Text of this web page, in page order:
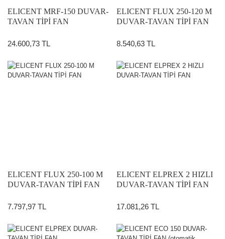
ELICENT MRF-150 DUVAR-
TAVAN TİPİ FAN
24.600,73 TL
ELICENT FLUX 250-120 M
DUVAR-TAVAN TİPİ FAN
8.540,63 TL
ELICENT FLUX 250-100 M
DUVAR-TAVAN TİPİ FAN
7.797,97 TL
ELICENT ELPREX 2 HIZLI
DUVAR-TAVAN TİPİ FAN
17.081,26 TL